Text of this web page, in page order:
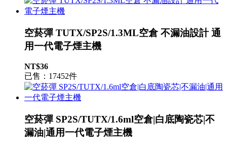
空菸彈 TUTX/SP2S/1.3ML空倉 不漏油設計 通
用一代電子煙主機
NT$36
已售：17452件
空菸彈 SP2S/TUTX/1.6ml空倉|白底陶瓷芯|不
漏油|通用一代電子煙主機